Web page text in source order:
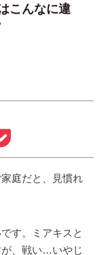
こんなに違
庭だと、見慣れ
す。ミアキスと
が、戦い…いやじ